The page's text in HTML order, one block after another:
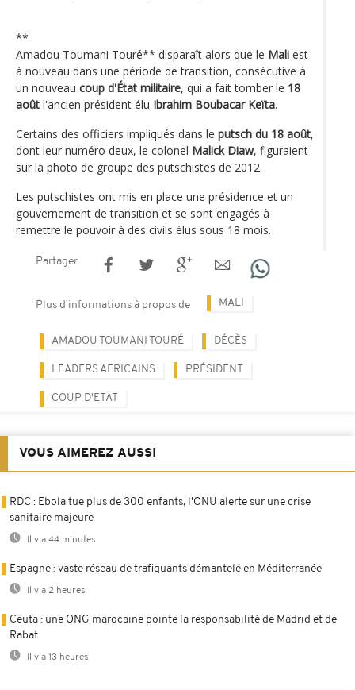
**
Amadou Toumani Touré** disparaît alors que le Mali est
à nouveau dans une période de transition, consécutive à
un nouveau coup d'État militaire, qui a fait tomber le 18
août l'ancien président élu Ibrahim Boubacar Keïta.
Certains des officiers impliqués dans le putsch du 18 août,
dont leur numéro deux, le colonel Malick Diaw, figuraient
sur la photo de groupe des putschistes de 2012.
Les putschistes ont mis en place une présidence et un
gouvernement de transition et se sont engagés à
remettre le pouvoir à des civils élus sous 18 mois.
Partager
Plus d'informations à propos de MALI
AMADOU TOUMANI TOURÉ DÉCÈS
LEADERS AFRICAINS PRÉSIDENT
COUP D'ETAT
VOUS AIMEREZ AUSSI
RDC : Ebola tue plus de 300 enfants, l'ONU alerte sur une crise
sanitaire majeure
Il y a 44 minutes
Espagne : vaste réseau de trafiquants démantelé en Méditerranée
Il y a 2 heures
Ceuta : une ONG marocaine pointe la responsabilité de Madrid et de
Rabat
Il y a 13 heures